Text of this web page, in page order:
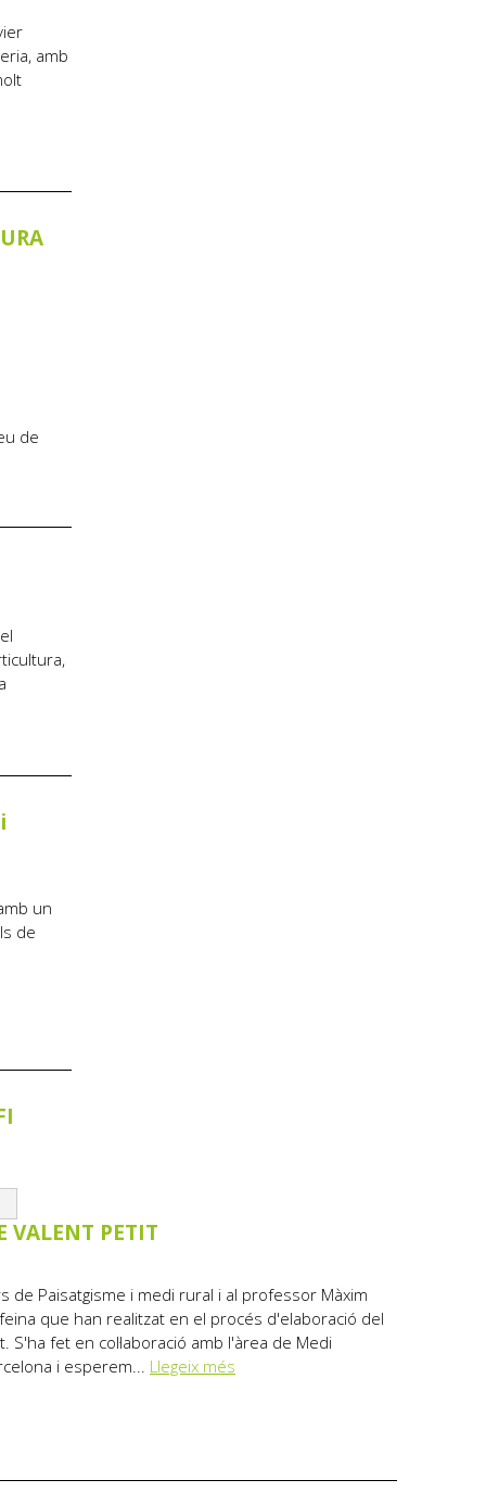
amb
de
un
de
VALENT PETIT
de Paisatgisme i medi rural i al professor Màxim
que han realitzat en el procés d'elaboració del
S'ha fet en col·laboració amb l'àrea de Medi
i esperem... Llegeix més